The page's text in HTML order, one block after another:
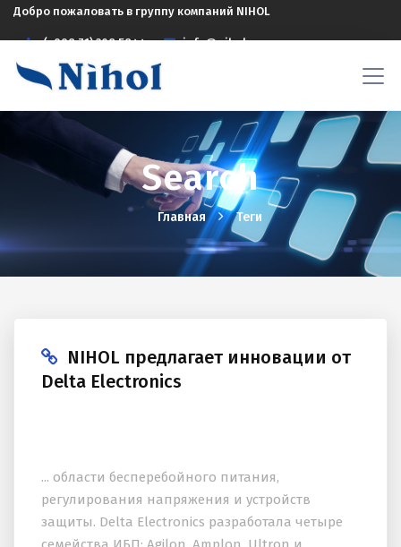
Добро пожаловать в группу компаний NIHOL
(+998 71) 208 5844 info@nihol.uz
Search
Главная Теги
NIHOL предлагает инновации от
Delta Electronics
... области бесперебойного питания,
регулирования напряжения и устройств
защиты. Delta Electronics разработала четыре